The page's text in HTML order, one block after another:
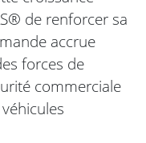
de renforcer sa
accrue
forces de
commerciale